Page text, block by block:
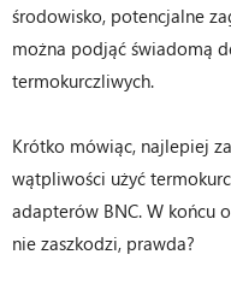
środowisko, potencjalne
można podjąć świadomą
termokurczliwych.
Krótko mówiąc, najlepiej
wątpliwości użyć
adapterów BNC. W końcu
nie zaszkodzi, prawda?